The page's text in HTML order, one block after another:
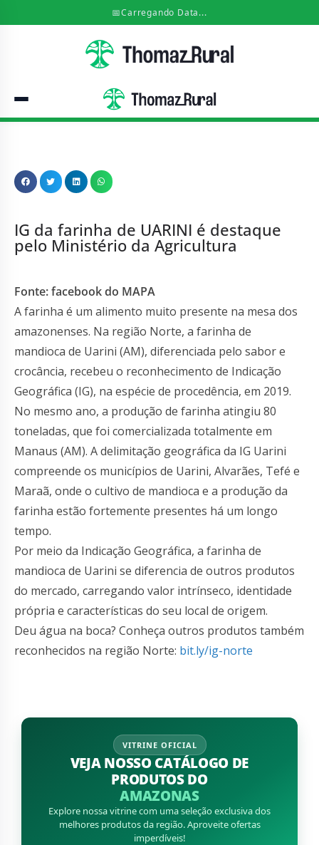
📅Carregando Data...
IG da farinha de UARINI é destaque
pelo Ministério da Agricultura
Fonte: facebook do MAPA
A farinha é um alimento muito presente na mesa dos
amazonenses. Na região Norte, a farinha de
mandioca de Uarini (AM), diferenciada pelo sabor e
crocância, recebeu o reconhecimento de Indicação
Geográfica (IG), na espécie de procedência, em 2019.
No mesmo ano, a produção de farinha atingiu 80
toneladas, que foi comercializada totalmente em
Manaus (AM). A delimitação geográfica da IG Uarini
compreende os municípios de Uarini, Alvarães, Tefé e
Maraã, onde o cultivo de mandioca e a produção da
farinha estão fortemente presentes há um longo
tempo.
Por meio da Indicação Geográfica, a farinha de
mandioca de Uarini se diferencia de outros produtos
do mercado, carregando valor intrínseco, identidade
própria e características do seu local de origem.
Deu água na boca? Conheça outros produtos também
reconhecidos na região Norte: bit.ly/ig-norte
VITRINE OFICIAL
VEJA NOSSO CATÁLOGO DE
PRODUTOS DO
AMAZONAS
Explore nossa vitrine com uma seleção exclusiva dos
melhores produtos da região. Aproveite ofertas
imperdíveis!